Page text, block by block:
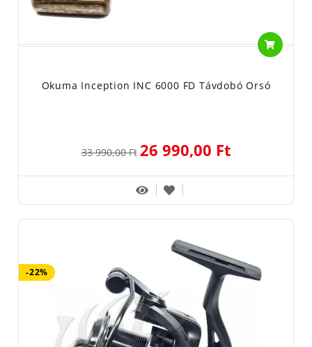
Okuma Inception INC 6000 FD Távdobó Orsó
33 990,00 Ft 26 990,00 Ft
-22%